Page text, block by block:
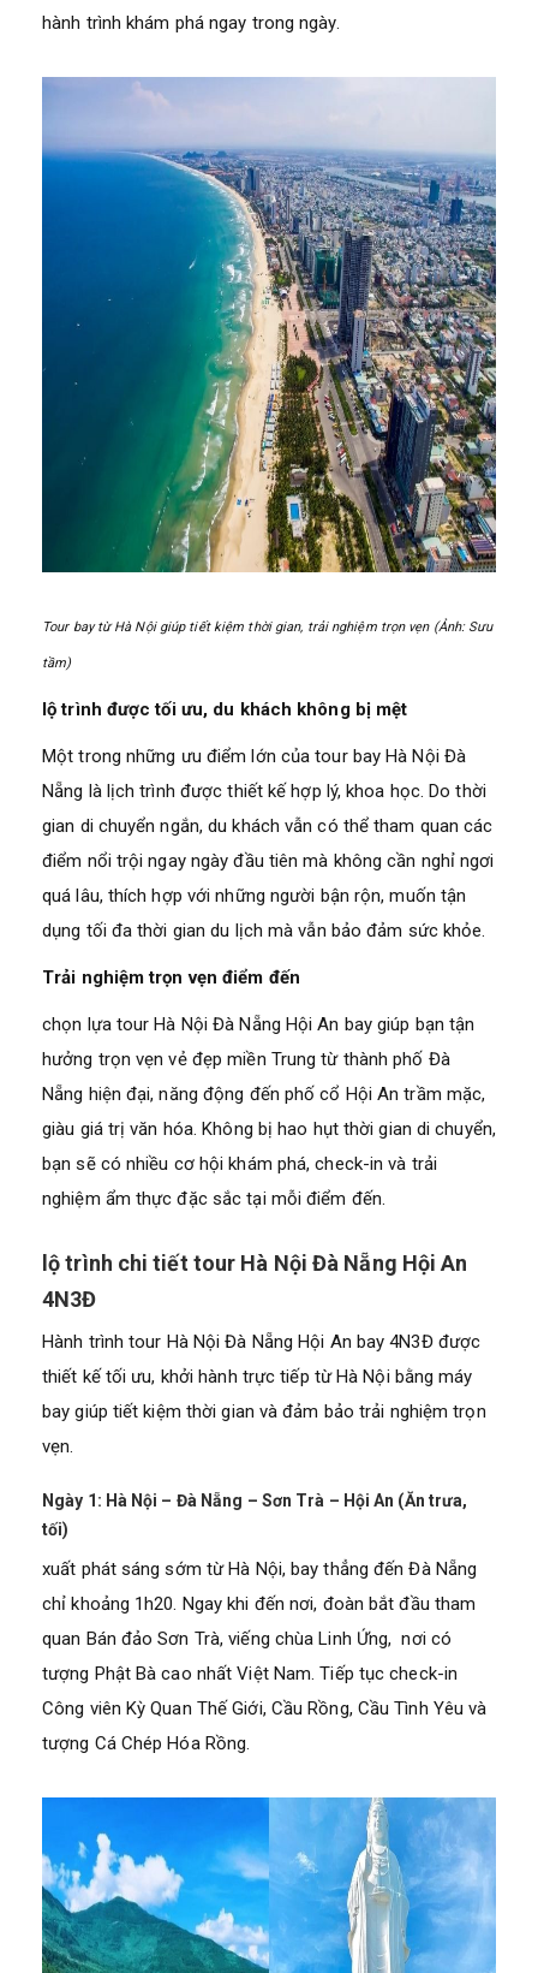
hành trình khám phá ngay trong ngày.
Tour bay từ Hà Nội giúp tiết kiệm thời gian, trải nghiệm trọn vẹn (Ảnh: Sưu
tầm)
lộ trình được tối ưu, du khách không bị mệt
Một trong những ưu điểm lớn của tour bay Hà Nội Đà
Nẵng là lịch trình được thiết kế hợp lý, khoa học. Do thời
gian di chuyển ngắn, du khách vẫn có thể tham quan các
điểm nổi trội ngay ngày đầu tiên mà không cần nghỉ ngơi
quá lâu, thích hợp với những người bận rộn, muốn tận
dụng tối đa thời gian du lịch mà vẫn bảo đảm sức khỏe.
Trải nghiệm trọn vẹn điểm đến
chọn lựa tour Hà Nội Đà Nẵng Hội An bay giúp bạn tận
hưởng trọn vẹn vẻ đẹp miền Trung từ thành phố Đà
Nẵng hiện đại, năng động đến phố cổ Hội An trầm mặc,
giàu giá trị văn hóa. Không bị hao hụt thời gian di chuyển,
bạn sẽ có nhiều cơ hội khám phá, check-in và trải
nghiệm ẩm thực đặc sắc tại mỗi điểm đến.
lộ trình chi tiết tour Hà Nội Đà Nẵng Hội An
4N3Đ
Hành trình tour Hà Nội Đà Nẵng Hội An bay 4N3Đ được
thiết kế tối ưu, khởi hành trực tiếp từ Hà Nội bằng máy
bay giúp tiết kiệm thời gian và đảm bảo trải nghiệm trọn
vẹn.
Ngày 1: Hà Nội – Đà Nẵng – Sơn Trà – Hội An (Ăn trưa,
tối)
xuất phát sáng sớm từ Hà Nội, bay thẳng đến Đà Nẵng
chỉ khoảng 1h20. Ngay khi đến nơi, đoàn bắt đầu tham
quan Bán đảo Sơn Trà, viếng chùa Linh Ứng, nơi có
tượng Phật Bà cao nhất Việt Nam. Tiếp tục check-in
Công viên Kỳ Quan Thế Giới, Cầu Rồng, Cầu Tình Yêu và
tượng Cá Chép Hóa Rồng.